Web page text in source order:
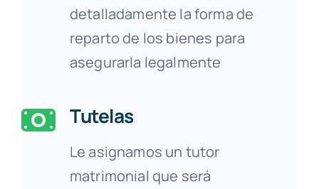
detalladamente la forma de
reparto de los bienes para
asegurarla legalmente
Tutelas
Le asignamos un tutor
matrimonial que será